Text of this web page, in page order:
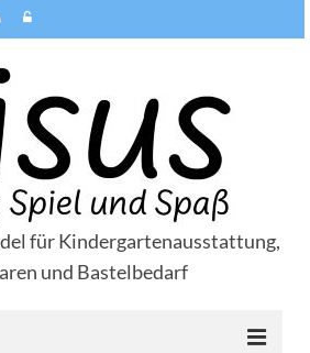
für Kindergartenausstattung,
und Bastelbedarf